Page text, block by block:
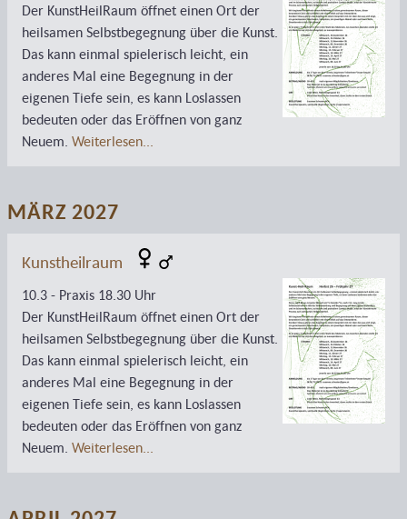
Der KunstHeilRaum öffnet einen Ort der
heilsamen Selbstbegegnung über die Kunst.
Das kann einmal spielerisch leicht, ein
anderes Mal eine Begegnung in der
eigenen Tiefe sein, es kann Loslassen
bedeuten oder das Eröffnen von ganz
Neuem. Weiterlesen...
MÄRZ 2027
Kunstheilraum
10.3 - Praxis 18.30 Uhr
Der KunstHeilRaum öffnet einen Ort der
heilsamen Selbstbegegnung über die Kunst.
Das kann einmal spielerisch leicht, ein
anderes Mal eine Begegnung in der
eigenen Tiefe sein, es kann Loslassen
bedeuten oder das Eröffnen von ganz
Neuem. Weiterlesen...